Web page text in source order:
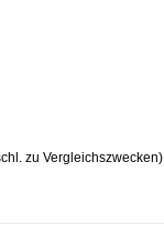
zu Vergleichszwecken)